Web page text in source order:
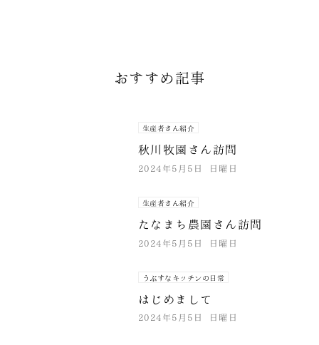
おすすめ記事
生産者さん紹介
秋川牧園さん訪問
2024年5月5日 日曜日
生産者さん紹介
たなまち農園さん訪問
2024年5月5日 日曜日
うぶすなキッチンの日常
はじめまして
2024年5月5日 日曜日